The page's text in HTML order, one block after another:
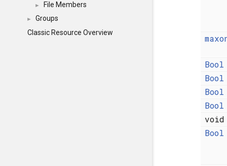
► File Members
►
Groups
Classic Resource Overview
Bool
Bool
Bool
Bool
Bool